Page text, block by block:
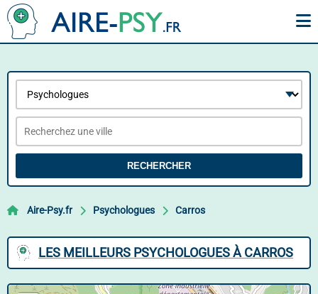
RECHERCHER
Aire-Psy.fr Psychologues Carros
LES MEILLEURS PSYCHOLOGUES À CARROS